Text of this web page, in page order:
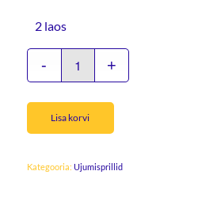
2 laos
Lisa korvi
Kategooria: Ujumisprillid